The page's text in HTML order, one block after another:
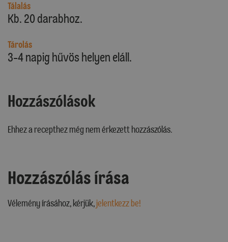
Tálalás
Kb. 20 darabhoz.
Tárolás
3-4 napig hűvös helyen eláll.
Hozzászólások
Ehhez a recepthez még nem érkezett hozzászólás.
Hozzászólás írása
Vélemény írásához, kérjük,jelentkezz be!